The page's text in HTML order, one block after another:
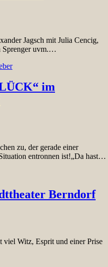
Jagsch mit Julia Cencig,
Sprenger uvm.…
im
zu, der gerade einer
entronnen ist!„Da hast…
Berndorf
viel Witz, Esprit und einer Prise